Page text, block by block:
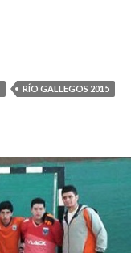
RÍO GALLEGOS 2015